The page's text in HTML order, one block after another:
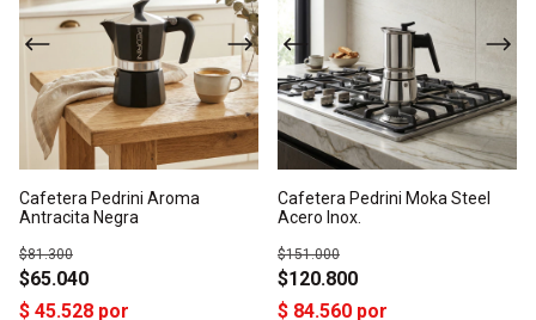
Cafetera Pedrini Aroma
Antracita Negra
$65.040
$81.300
Cafetera Pedrini Moka Steel
Acero Inox.
$120.800
$151.000